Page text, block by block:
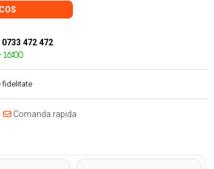
0733 472 472
fidelitate
Comanda rapida